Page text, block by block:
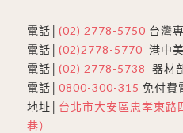
電話│ (02) 2778-5750 台灣
電話│ (02)2778-5770 港中美
電話│ (02) 2778-5738 器材
電話│ 0800-300-315 免付費
地址│ 台北市大安區忠孝東
巷）